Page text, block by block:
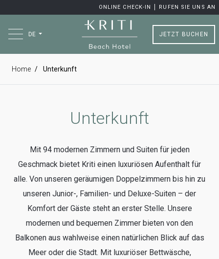
ONLINE CHECK-IN RUFEN SIE UNS AN
DE JETZT BUCHEN
Home Unterkunft
Unterkunft
Mit 94 modernen Zimmern und Suiten für jeden
Geschmack bietet Kriti einen luxuriösen Aufenthalt für
alle. Von unseren geräumigen Doppelzimmern bis hin zu
unseren Junior-, Familien- und Deluxe-Suiten – der
Komfort der Gäste steht an erster Stelle. Unsere
modernen und bequemen Zimmer bieten von den
Balkonen aus wahlweise einen natürlichen Blick auf das
Meer oder die Stadt. Mit luxuriöser Bettwäsche,